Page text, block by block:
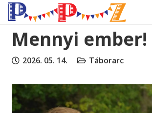
Mennyi ember!
2026. 05. 14. Táborarc
modal-check